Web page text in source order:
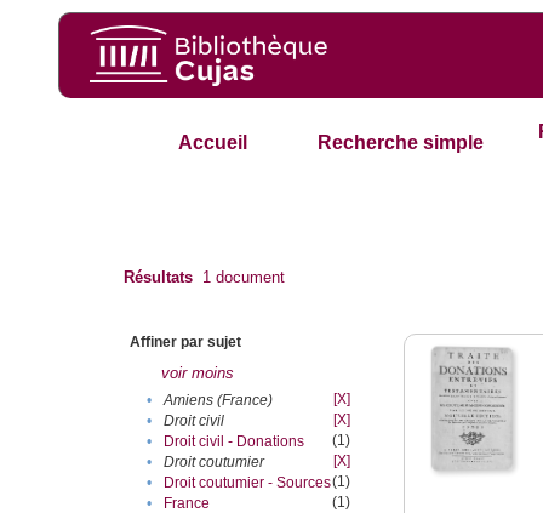
Accueil Recherche simple
Résultats 1 document
Affiner par sujet
voir moins
• Amiens (France)
[X]
•
Droit civil
[X]
•
Droit civil - Donations
(1)
•
Droit coutumier
[X]
•
Droit coutumier - Sources(1)
•
France
(1)